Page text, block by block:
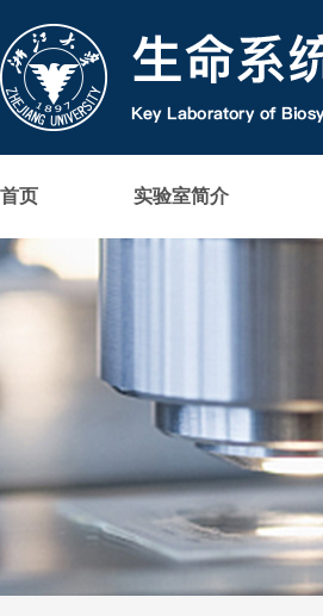
首页 实验室简介